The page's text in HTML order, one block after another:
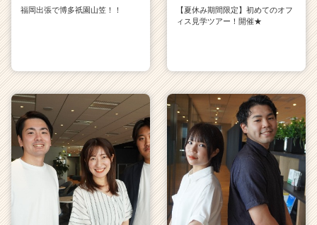
福岡出張で博多祇園山笠！！
【夏休み期間限定】初めてのオフ
ィス見学ツアー！開催★